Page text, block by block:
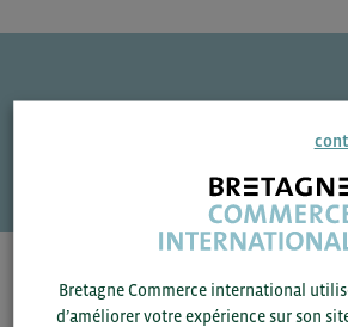
VOS CONTACTS
Pour voir les contacts, merci de
département et votre secteur
ou
Bretagne Commerce international
d’améliorer votre expérience sur son